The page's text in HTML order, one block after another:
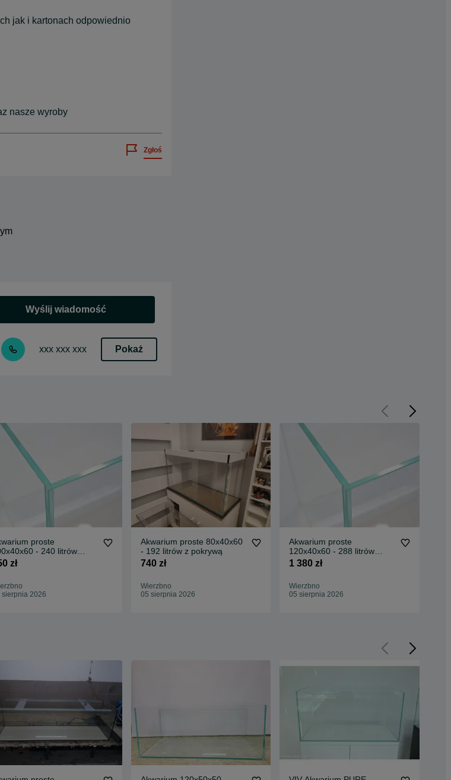
jak i kartonach odpowiednio
nasze wyroby
Zgłoś
Wyślij wiadomość
xxx xxx xxx Pokaż
proste
- 240 litrów
zł
sierpnia 2026
Akwarium proste 80x40x60
- 192 litrów z pokrywą
740 zł
Wierzbno
05 sierpnia 2026
Akwarium proste
120x40x60 - 288 litrów
OPTIWHITE
1 380 zł
Wierzbno
05 sierpnia 2026